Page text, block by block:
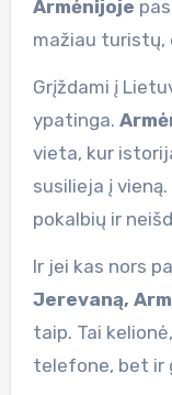
Armėnijoje
mažiau turistų,
Grįždami į
ypatinga.
vieta, kur
susilieja į
pokalbių ir
Ir jei kas nors
Jerevaną,
taip. Tai
telefone, bet ir